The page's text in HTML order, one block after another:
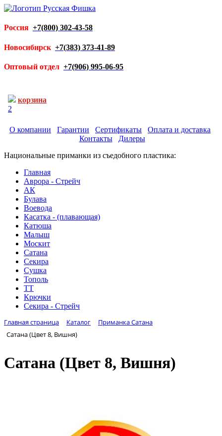
Россия +7(800) 302-43-58
Новосибирск +7(383) 373-41-89
Оптовый отдел +7(906) 995-06-95
корзина
2
О компании Гарантии Сертификаты
Оплата и доставка
Контакты
Дилеры
Национальные приманки из съедобного пластика:
Главная
Аврора - Стрейч
АК
Булава
Воевода
Касатка - (плавающая)
Катюша
Малыш
Москит
Сатана
Секира
Сушка
Тополь
ТТ
Крючки
Секира - Стрейч
Главная страница Каталог
Приманка Сатана
Сатана (Цвет 8, Вишня)
Сатана (Цвет 8, Вишня)